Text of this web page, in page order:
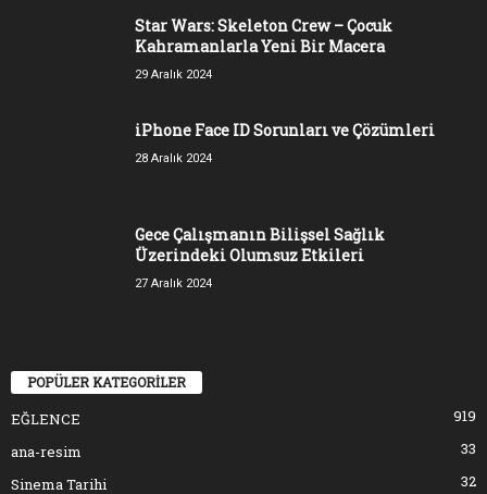
Star Wars: Skeleton Crew – Çocuk
Kahramanlarla Yeni Bir Macera
29 Aralık 2024
iPhone Face ID Sorunları ve Çözümleri
28 Aralık 2024
Gece Çalışmanın Bilişsel Sağlık
Üzerindeki Olumsuz Etkileri
27 Aralık 2024
POPÜLER KATEGORİLER
EĞLENCE
919
ana-resim
33
Sinema Tarihi
32